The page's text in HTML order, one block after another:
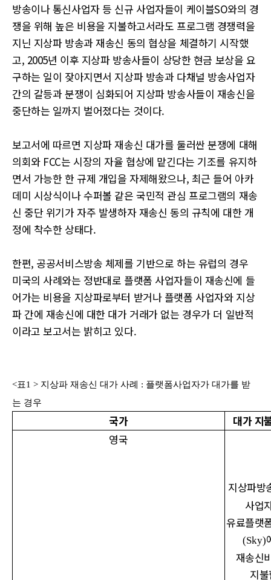
방송이나 통신사업자 등 신규 사업자들이 케이블SO와의 경
쟁을 위해 높은 비용을 지불하고서라도 프로그램 경쟁력을
지닌 지상파 방송과 재송신 동의 협상을 체결하기 시작했
고, 2005년 이후 지상파 방송사들이 상당한 현금 보상을 요
구하는 일이 잦아지면서 지상파 방송과 다채널 방송사업자
간의 갈등과 분쟁이 심화되어 지상파 방송사들이 재송신을
중단하는 일까지 벌어졌다는 것이다.
보고서에 따르면 지상파 재송신 대가를 둘러싼 분쟁에 대해
의회와 FCC는 시장의 자율 협상에 맡긴다는 기조를 유지하
면서 가능한 한 규제 개입을 자제해왔으나, 최근 들어 아카
데미 시상식이나 수퍼볼 같은 국민적 관심 프로그램의 재송
신 중단 위기가 자주 발생하자 재송신 동의 규칙에 대한 개
정에 착수한 상태다.
한편, 공공서비스방송 체제를 기반으로 하는 유럽의 경우
미국의 사례와는 정반대로 플랫폼 사업자들이 재송신에 들
어가는 비용을 지상파로부터 받거나 플랫폼 사업자와 지상
파 간에 재송신에 대한 대가 거래가 없는 경우가 더 일반적
이라고 보고서는 밝히고 있다.
<표1 > 지상파 재송신 대가 사례 : 플랫폼사업자가 대가를 받
는 경우
국가
대가 지
영국
지상파방
사업
유료플랫
(Sky)
재송신
지